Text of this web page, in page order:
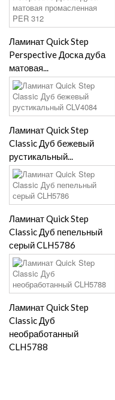
Ламинат Quick Step
Perspective Доска дуба
матовая...
Ламинат Quick Step
Classic Дуб бежевый
рустикальный...
Ламинат Quick Step
Classic Дуб пепельный
серый CLH5786
Ламинат Quick Step
Classic Дуб
необработанный
CLH5788